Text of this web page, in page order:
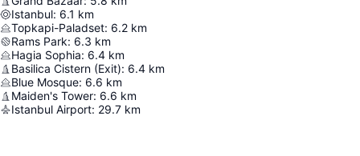
Istanbul: 6.1 km
Topkapi-Paladset: 6.2 km
Rams Park: 6.3 km
Hagia Sophia: 6.4 km
Basilica Cistern (Exit): 6.4 km
Blue Mosque: 6.6 km
Maiden's Tower: 6.6 km
Istanbul Airport: 29.7 km